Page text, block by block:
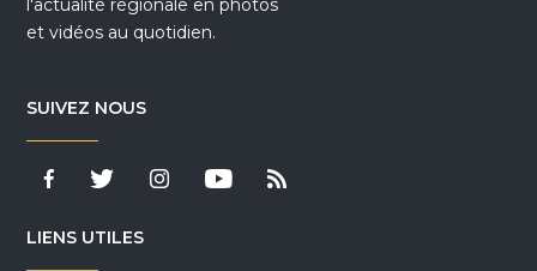
l'actualité régionale en photos
et vidéos au quotidien.
SUIVEZ NOUS
LIENS UTILES